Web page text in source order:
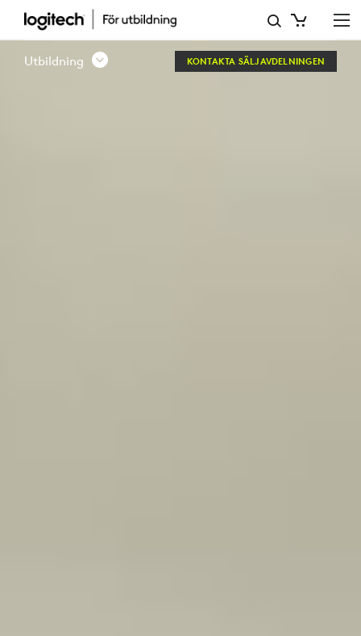
LOGITECH
EDUCATION
Utbildning KONTAKTA SÄLJAVDELNINGEN